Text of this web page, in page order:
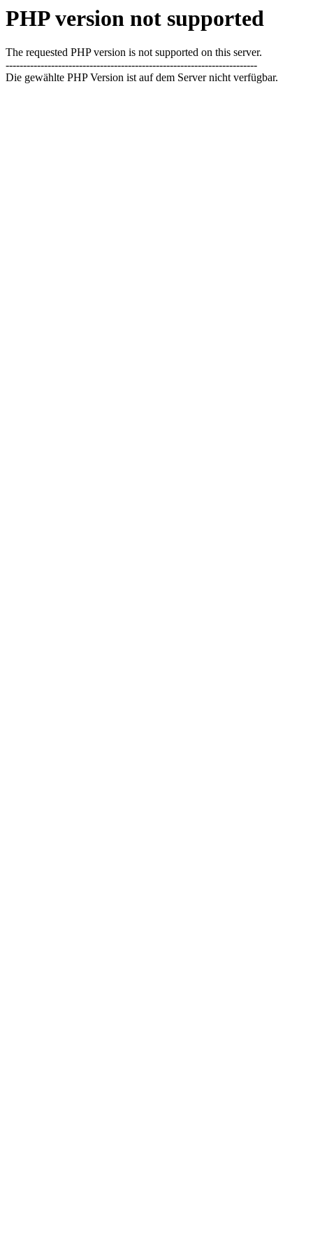
PHP version not supported
The requested PHP version is not supported on this server.
------------------------------------------------------------------------
Die gewählte PHP Version ist auf dem Server nicht verfügbar.